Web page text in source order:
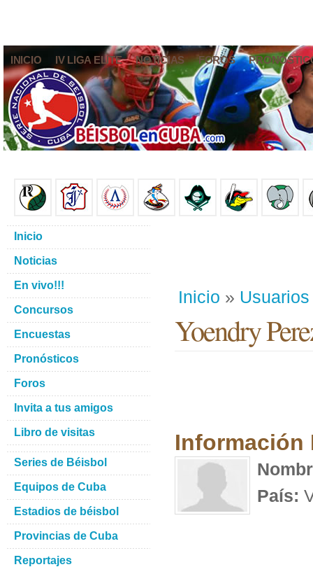
INICIO IV LIGA ELITE NOTICIAS FOROS
Inicio » Usuarios
Yoendry
Información
País:
Inicio
Noticias
En vivo!!!
Concursos
Encuestas
Pronósticos
Foros
Invita a tus amigos
Libro de visitas
Series de Béisbol
Equipos de Cuba
Estadios de béisbol
Provincias de Cuba
Reportajes